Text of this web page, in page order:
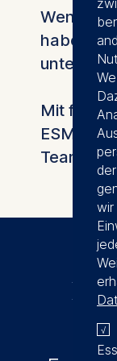
Wenn
haben,
unter
Mit
ESMT
Team
wir